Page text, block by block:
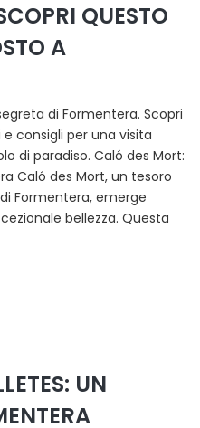
QUESTO
A
di Formentera. Scopri
consigli per una visita
di paradiso. Caló des Mort:
Caló des Mort, un tesoro
Formentera, emerge
bellezza. Questa
UN